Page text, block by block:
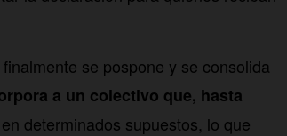
se pospone y se consolida
a un colectivo que, hasta
en determinados supuestos, lo que